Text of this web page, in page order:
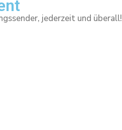
jederzeit und überall!